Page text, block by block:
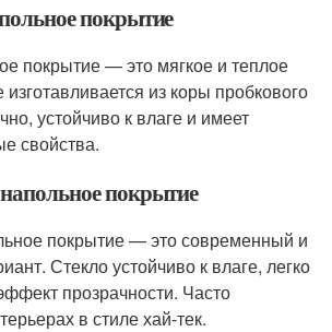
покрытие
покрытие — это мягкое и теплое
из коры пробкового
устойчиво к влаге и имеет
свойства.
покрытие
покрытие — это современный и
Стекло устойчиво к влаге, легко
прозрачности. Часто
в стиле хай-тек.